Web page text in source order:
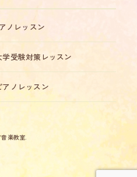
ノレッスン
受験対策レッスン
ノレッスン
楽教室.